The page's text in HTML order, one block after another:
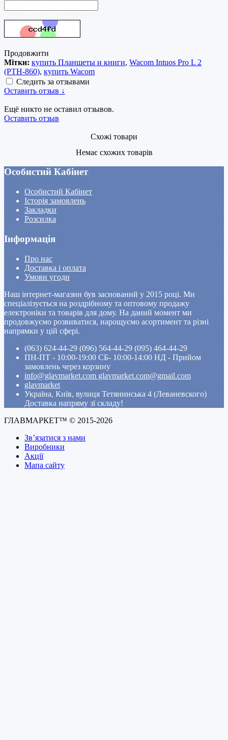
Продовжити
Мітки: купить Планшеты и книги,Wacom Intuos Pro L 2
(PTH-860),купить Wacom
Следить за отзывами
Оставить отзыв ↓
Ещё никто не оставил отзывов.
Оставить отзыв
Схожі товари
Немає схожих товарів
Особистий Кабінет
Особистий Кабінет
Історія замовлень
Закладки
Розсилка
Інформація
Про нас
Доставка і оплата
Умови угоди
Наш інтернет-магазин був заснований у 2015 році. Ми
спеціалізується на роздрібному та оптовому продажу
електроніки та товарів для дому. На даний момент ми
продовжуємо розвиватися, нарощуємо асортимент та різні
напрямки у цій сфері.
(063) 624-44-29 (096) 564-44-29 (095) 464-44-29
ПН-ПТ - 10:00-19:00 CБ- 10:00-14:00 НД - Прийом
замовлень через корзину
info@glavmarket.com glavmarket.com@gmail.com
glavmarket
Україна, Київ, вулиця Тетянинська 4 (Леваневского)
Доставка напряму зї складу!
ГЛАВМАРКЕТ™ © 2015-2026
Зв’язатися з нами
Виробники
Акції
Мапа сайту